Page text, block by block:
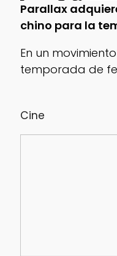
Cine
Parallax
chino para la
En un
temporada de